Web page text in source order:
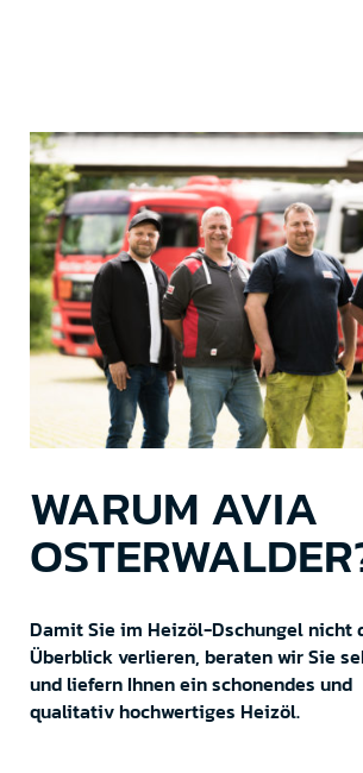
WARUM AVIA
Damit Sie im Heizöl-Dschungel nicht
Überblick verlieren, beraten wir Sie
und liefern Ihnen ein schonendes und
qualitativ hochwertiges Heizöl.